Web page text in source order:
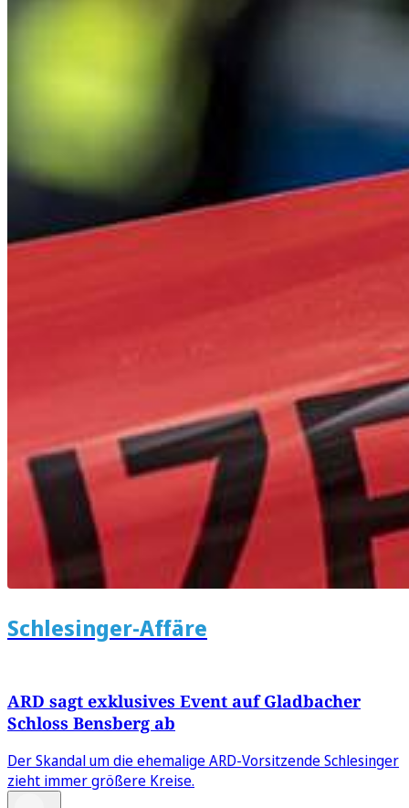
Schlesinger-Affäre
ARD sagt exklusives Event auf Gladbacher
Schloss Bensberg ab
Der Skandal um die ehemalige ARD-Vorsitzende Schlesinger
zieht immer größere Kreise.